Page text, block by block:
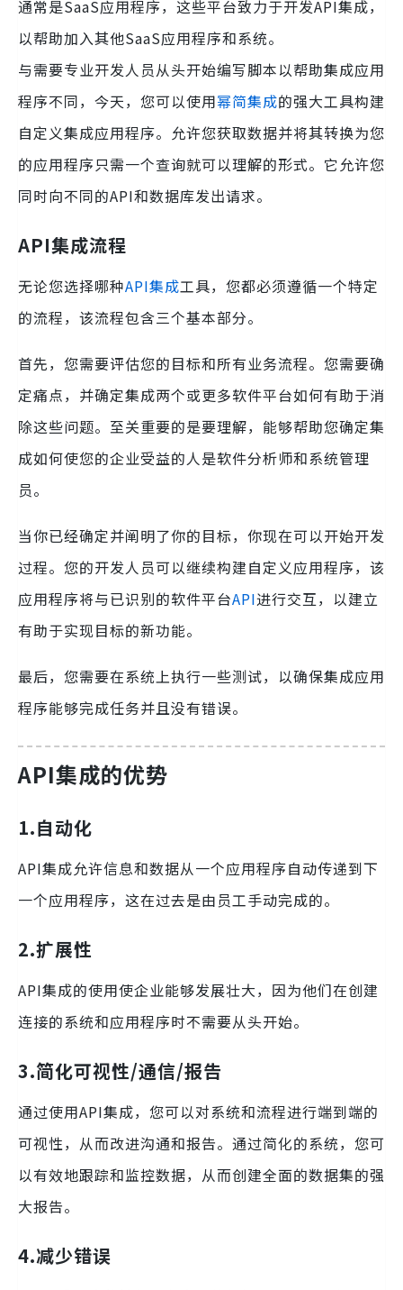
通常是SaaS应用程序，这些平台致力于开发API集成，
以帮助加入其他SaaS应用程序和系统。
与需要专业开发人员从头开始编写脚本以帮助集成应用
程序不同，今天，您可以使用幂简集成的强大工具构建
自定义集成应用程序。允许您获取数据并将其转换为您
的应用程序只需一个查询就可以理解的形式。它允许您
同时向不同的API和数据库发出请求。
API集成流程
无论您选择哪种API集成工具，您都必须遵循一个特定
的流程，该流程包含三个基本部分。
首先，您需要评估您的目标和所有业务流程。您需要确
定痛点，并确定集成两个或更多软件平台如何有助于消
除这些问题。至关重要的是要理解，能够帮助您确定集
成如何使您的企业受益的人是软件分析师和系统管理
员。
当你已经确定并阐明了你的目标，你现在可以开始开发
过程。您的开发人员可以继续构建自定义应用程序，该
应用程序将与已识别的软件平台API进行交互，以建立
有助于实现目标的新功能。
最后，您需要在系统上执行一些测试，以确保集成应用
程序能够完成任务并且没有错误。
API集成的优势
1.自动化
API集成允许信息和数据从一个应用程序自动传递到下
一个应用程序，这在过去是由员工手动完成的。
2.扩展性
API集成的使用使企业能够发展壮大，因为他们在创建
连接的系统和应用程序时不需要从头开始。
3.简化可视性/通信/报告
通过使用API集成，您可以对系统和流程进行端到端的
可视性，从而改进沟通和报告。通过简化的系统，您可
以有效地跟踪和监控数据，从而创建全面的数据集的强
大报告。
4.减少错误